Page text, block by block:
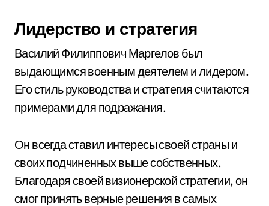
Лидерство и стратегия
Василий Филиппович Маргелов был
выдающимся военным деятелем и лидером.
Его стиль руководства и стратегия считаются
примерами для подражания.
Он всегда ставил интересы своей страны и
своих подчиненных выше собственных.
Благодаря своей визионерской стратегии, он
смог принять верные решения в самых